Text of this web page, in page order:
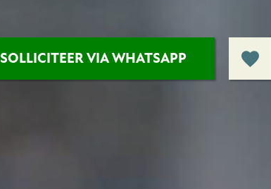
SOLLICITEER VIA WHATSAPP